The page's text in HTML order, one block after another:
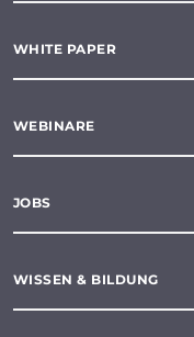
WHITE PAPER
WEBINARE
JOBS
WISSEN & BILDUNG